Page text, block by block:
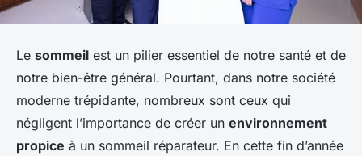
Le sommeil est un pilier essentiel de notre santé et de
notre bien-être général. Pourtant, dans notre société
moderne trépidante, nombreux sont ceux qui
négligent l’importance de créer un environnement
propice à un sommeil réparateur. En cette fin d’année